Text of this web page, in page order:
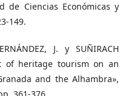
de Ciencias Económicas y
149.
J. y SUÑIRACH
of heritage tourism on an
and the Alhambra»,